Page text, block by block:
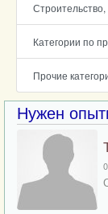
Категории по
Прочие
Нужен